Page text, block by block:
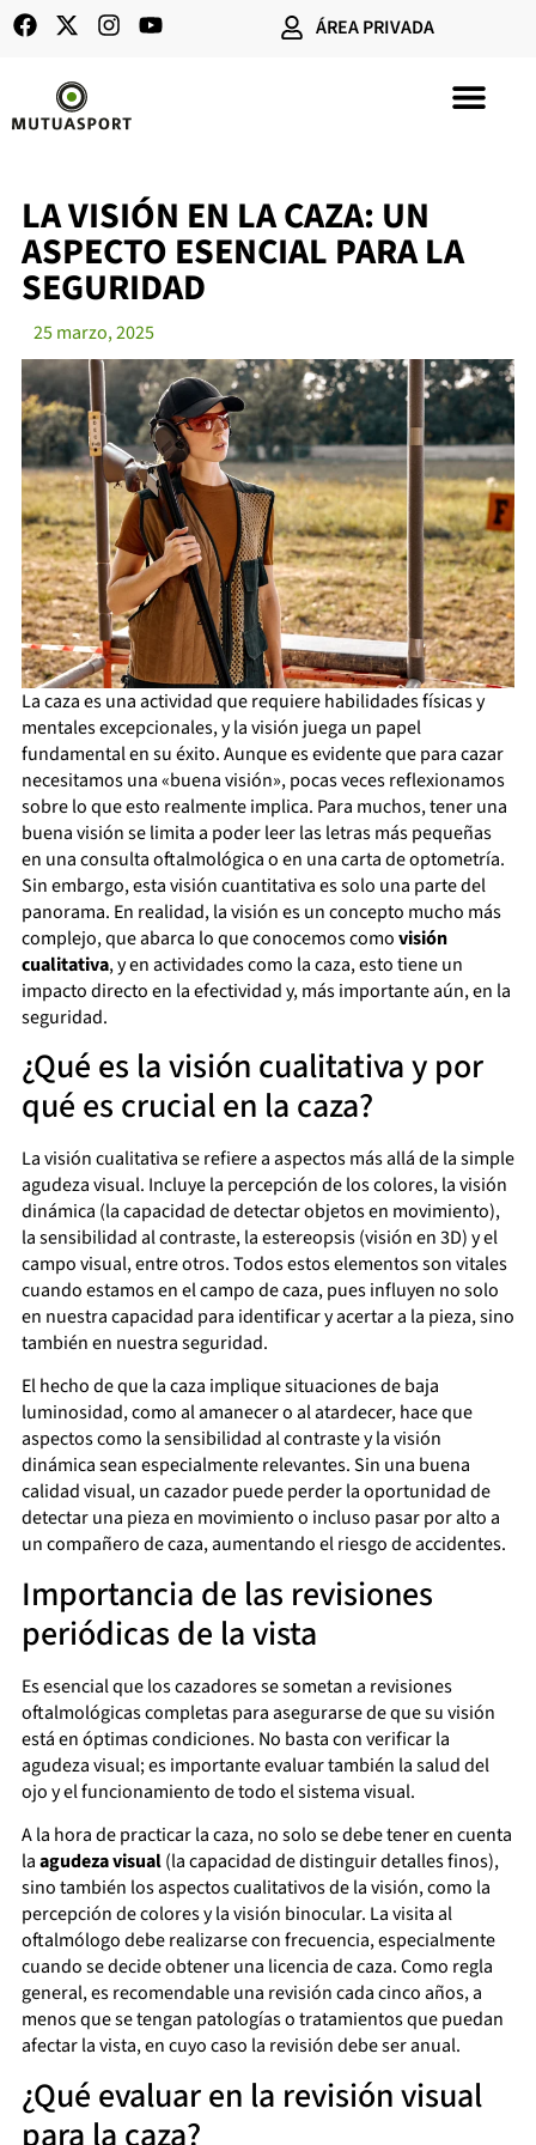
ÁREA PRIVADA
LA VISIÓN EN LA CAZA: UN
ASPECTO ESENCIAL PARA LA
SEGURIDAD
25 marzo, 2025
La caza es una actividad que requiere habilidades físicas y
mentales excepcionales, y la visión juega un papel
fundamental en su éxito. Aunque es evidente que para cazar
necesitamos una «buena visión», pocas veces reflexionamos
sobre lo que esto realmente implica. Para muchos, tener una
buena visión se limita a poder leer las letras más pequeñas
en una consulta oftalmológica o en una carta de optometría.
Sin embargo, esta visión cuantitativa es solo una parte del
panorama. En realidad, la visión es un concepto mucho más
complejo, que abarca lo que conocemos comovisión
cualitativa, y en actividades como la caza, esto tiene un
impacto directo en la efectividad y, más importante aún, en la
seguridad.
¿Qué es la visión cualitativa y por
qué es crucial en la caza?
La visión cualitativa se refiere a aspectos más allá de la simple
agudeza visual. Incluye la percepción de los colores, la visión
dinámica (la capacidad de detectar objetos en movimiento),
la sensibilidad al contraste, la estereopsis (visión en 3D) y el
campo visual, entre otros. Todos estos elementos son vitales
cuando estamos en el campo de caza, pues influyen no solo
en nuestra capacidad para identificar y acertar a la pieza, sino
también en nuestra seguridad.
El hecho de que la caza implique situaciones de baja
luminosidad, como al amanecer o al atardecer, hace que
aspectos como la sensibilidad al contraste y la visión
dinámica sean especialmente relevantes. Sin una buena
calidad visual, un cazador puede perder la oportunidad de
detectar una pieza en movimiento o incluso pasar por alto a
un compañero de caza, aumentando el riesgo de accidentes.
Importancia de las revisiones
periódicas de la vista
Es esencial que los cazadores se sometan a revisiones
oftalmológicas completas para asegurarse de que su visión
está en óptimas condiciones. No basta con verificar la
agudeza visual; es importante evaluar también la salud del
ojo y el funcionamiento de todo el sistema visual.
A la hora de practicar la caza, no solo se debe tener en cuenta
laagudeza visual(la capacidad de distinguir detalles finos),
sino también los aspectos cualitativos de la visión, como la
percepción de colores y la visión binocular. La visita al
oftalmólogo debe realizarse con frecuencia, especialmente
cuando se decide obtener una licencia de caza. Como regla
general, es recomendable una revisión cada cinco años, a
menos que se tengan patologías o tratamientos que puedan
afectar la vista, en cuyo caso la revisión debe ser anual.
¿Qué evaluar en la revisión visual
para la caza?